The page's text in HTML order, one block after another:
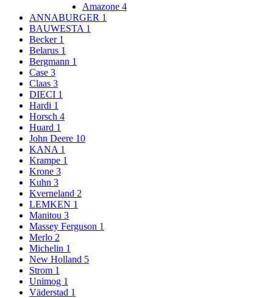
Amazone 4
ANNABURGER 1
BAUWESTA 1
Becker 1
Belarus 1
Bergmann 1
Case 3
Claas 3
DIECI 1
Hardi 1
Horsch 4
Huard 1
John Deere 10
KANA 1
Krampe 1
Krone 3
Kuhn 3
Kverneland 2
LEMKEN 1
Manitou 3
Massey Ferguson 1
Merlo 2
Michelin 1
New Holland 5
Strom 1
Unimog 1
Väderstad 1